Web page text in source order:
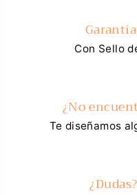
Con Sello
¿No
Te diseñamos